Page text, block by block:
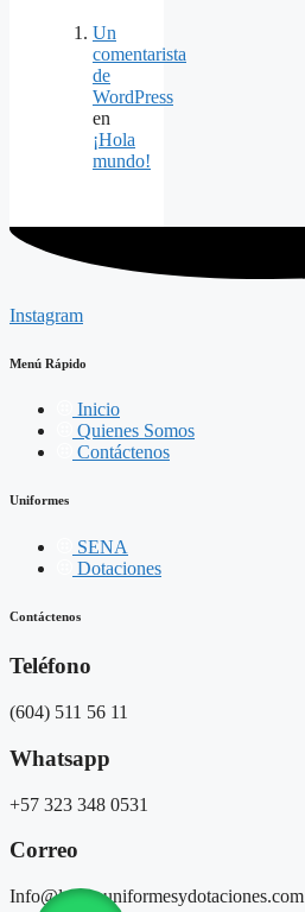
Un
comentarista
de
WordPress
en
¡Hola
mundo!
Instagram
Menú Rápido
Inicio
Quienes Somos
Contáctenos
Uniformes
SENA
Dotaciones
Contáctenos
Teléfono
(604) 511 56 11
Whatsapp
+57 323 348 0531
Correo
Info@luzmauniformesydotaciones.com